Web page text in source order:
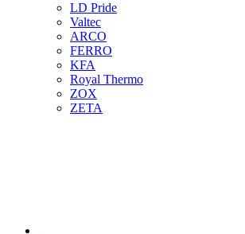
LD Pride
Valtec
ARCO
FERRO
KFA
Royal Thermo
ZOX
ZETA